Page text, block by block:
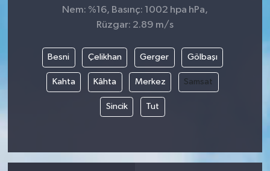
Nem: %16, Basınç: 1002 hpa hPa,
Rüzgar: 2.89 m/s
Besni Çelikhan Gerger Gölbaşı
Kahta Kâhta Merkez Samsat
Sincik Tut